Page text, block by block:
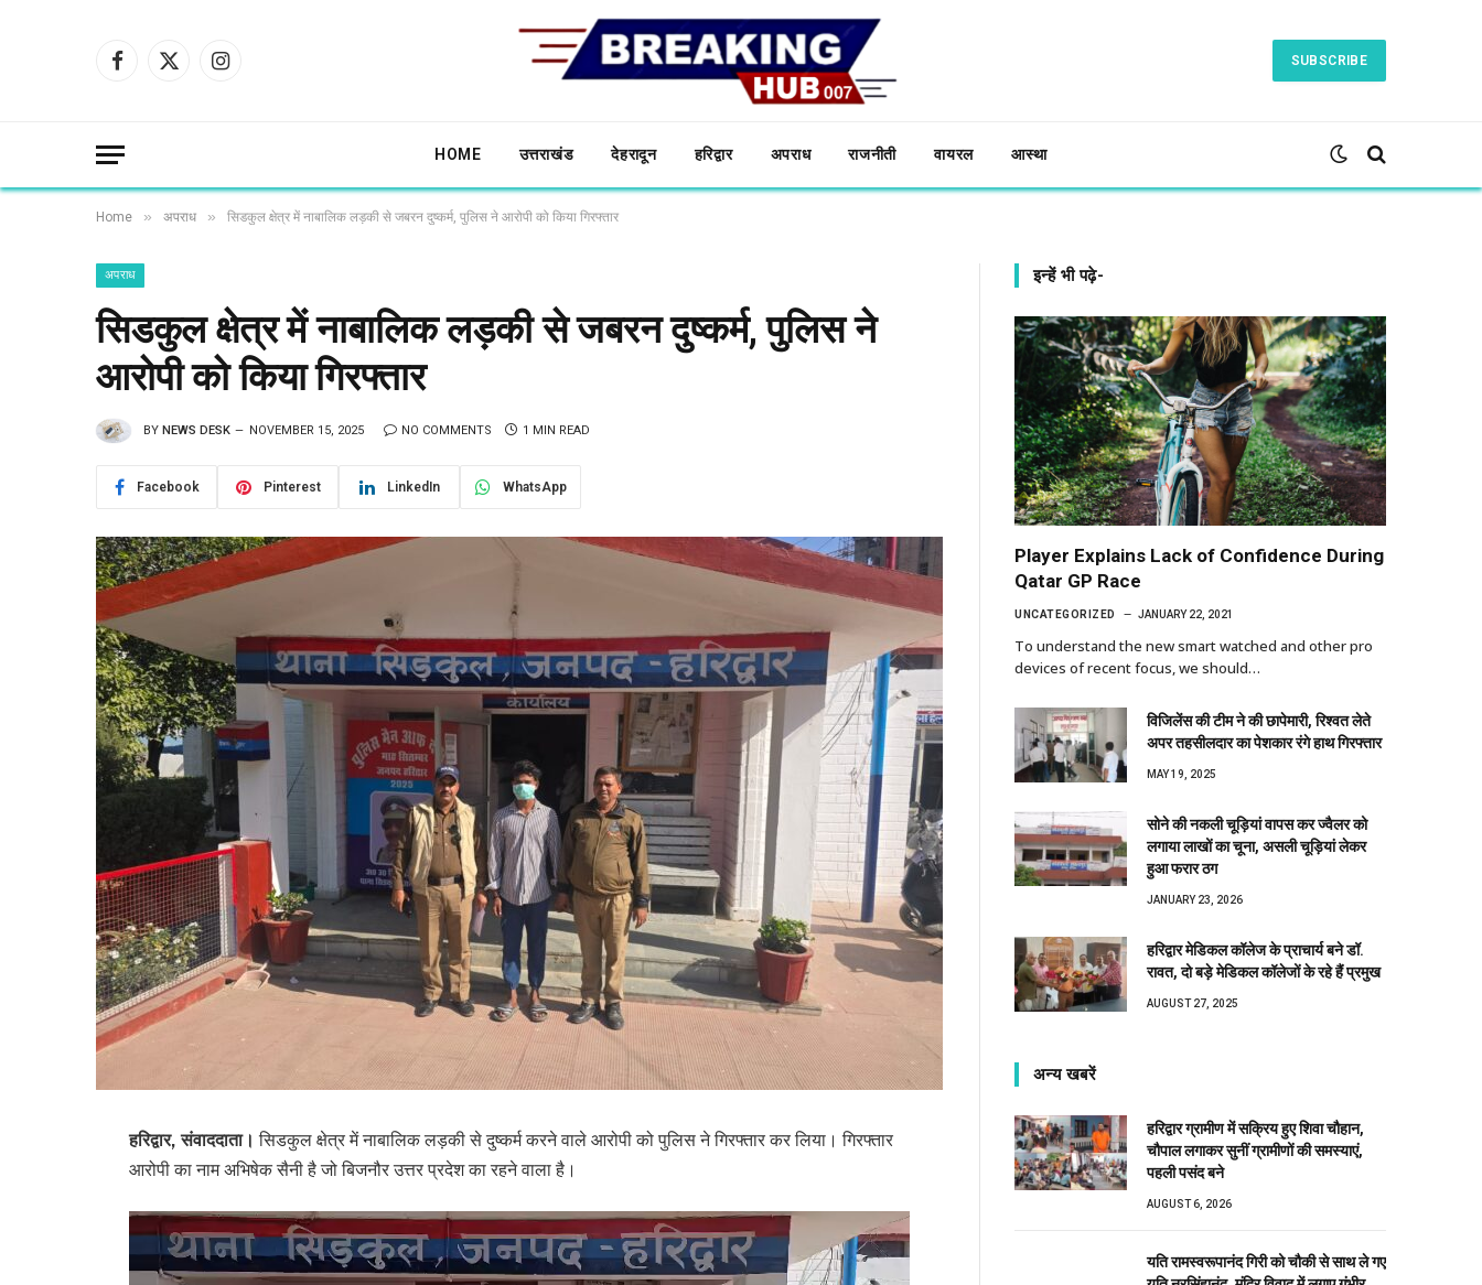
Facebook
X
Instagram
SUBSCRIBE
HOME उत्तराखंड देहरादून हरिद्वार अपराध राजनीती वायरल आस्था
Home » अपराध » सिडकुल क्षेत्र में नाबालिक लड़की से जबरन दुष्कर्म, पुलिस ने आरोपी को किया गिरफ्तार
अपराध
सिडकुल क्षेत्र में नाबालिक लड़की से जबरन दुष्कर्म, पुलिस ने
आरोपी को किया गिरफ्तार
BY NEWS DESK NOVEMBER 15, 2025 NO COMMENTS 1 MIN READ
Facebook Pinterest LinkedIn WhatsApp
हरिद्वार, संवाददाता।सिडकुल क्षेत्र में नाबालिक लड़की से दुष्कर्म करने वाले आरोपी को पुलिस ने गिरफ्तार कर लिया। गिरफ्तार
आरोपी का नाम अभिषेक सैनी है जो बिजनौर उत्तर प्रदेश का रहने वाला है।
इन्हें भी पढ़े-
Player Explains Lack of Confidence During
Qatar GP Race
UNCATEGORIZED JANUARY 22, 2021
To understand the new smart watched and other pro
devices of recent focus, we should…
विजिलेंस की टीम ने की छापेमारी, रिश्वत लेते
अपर तहसीलदार का पेशकार रंगे हाथ गिरफ्तार
MAY 19, 2025
सोने की नकली चूड़ियां वापस कर ज्वैलर को
लगाया लाखों का चूना, असली चूड़ियां लेकर
हुआ फरार ठग
JANUARY 23, 2026
हरिद्वार मेडिकल कॉलेज के प्राचार्य बने डॉ.
रावत, दो बड़े मेडिकल कॉलेजों के रहे हैं प्रमुख
AUGUST 27, 2025
अन्य खबरें
हरिद्वार ग्रामीण में सक्रिय हुए शिवा चौहान,
चौपाल लगाकर सुनीं ग्रामीणों की समस्याएं,
पहली पसंद बने
AUGUST 6, 2026
यति रामस्वरूपानंद गिरी को चौकी से साथ ले गए